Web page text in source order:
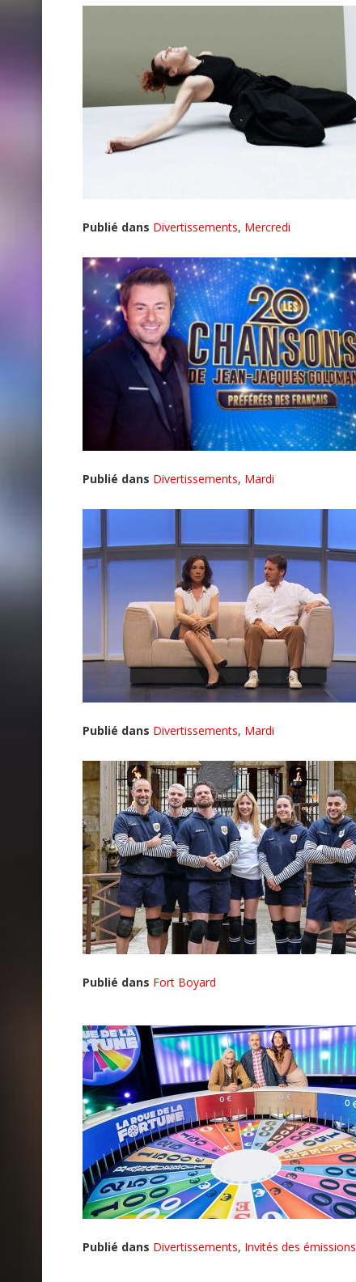
Publié dans Divertissements, Mercredi
Publié dans Divertissements, Mardi
Publié dans Divertissements, Mardi
Publié dans Fort Boyard
Publié dans Divertissements, Invités des émissions